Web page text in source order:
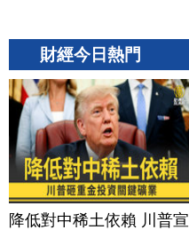
財經今日熱門
降低對中稀土依賴 川普宣